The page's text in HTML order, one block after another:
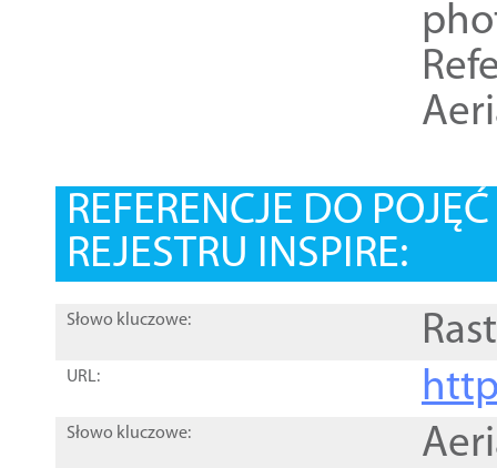
REFERENCJE DO
REJESTRU INSPIRE:
Słowo kluczowe:
URL:
Słowo kluczowe: